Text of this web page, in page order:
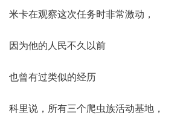
米卡在观察这次任务时非常激动，
因为他的人民不久以前
也曾有过类似的经历
科里说，所有三个爬虫族活动基地，